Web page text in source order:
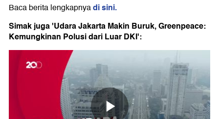
Baca berita lengkapnyadi sini.
Simak juga 'Udara Jakarta Makin Buruk, Greenpeace:
Kemungkinan Polusi dari Luar DKI':